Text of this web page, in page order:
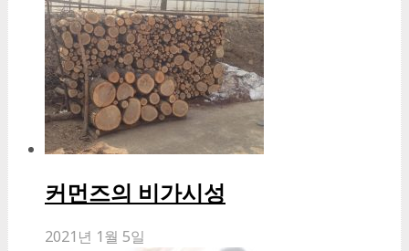
커먼즈의 비가시성
2021년 1월 5일